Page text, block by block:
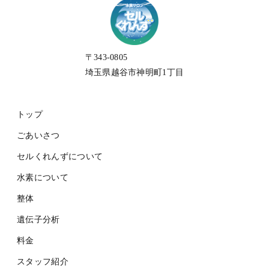
〒343-0805
埼玉県越谷市神明町1丁目
トップ
ごあいさつ
セルくれんずについて
水素について
整体
遺伝子分析
料金
スタッフ紹介